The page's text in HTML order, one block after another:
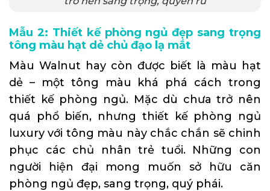
Mẫu 2: Thiết kế phòng ngủ đẹp sang trọng
tông màu hạt dẻ chủ đạo lạ mắt
Màu Walnut hay còn được biết là màu hạt
dẻ – một tông màu khá phá cách trong
thiết kế phòng ngủ. Mặc dù chưa trở nên
quá phổ biến, nhưng thiết kế phòng ngủ
luxury với tông màu này chắc chắn sẽ chinh
phục các chủ nhân trẻ tuổi. Những con
người hiện đại mong muốn sở hữu căn
phòng ngủ đẹp, sang trọng, quý phái.